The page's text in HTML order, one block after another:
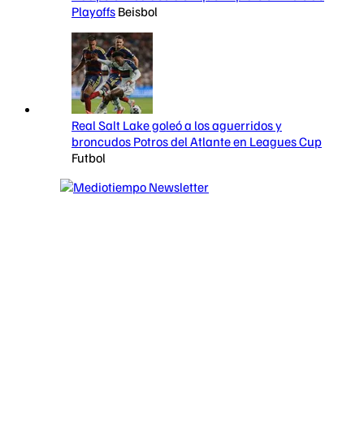
Playoffs Beisbol
Real Salt Lake goleó a los aguerridos y
broncudos Potros del Atlante en Leagues Cup
Futbol